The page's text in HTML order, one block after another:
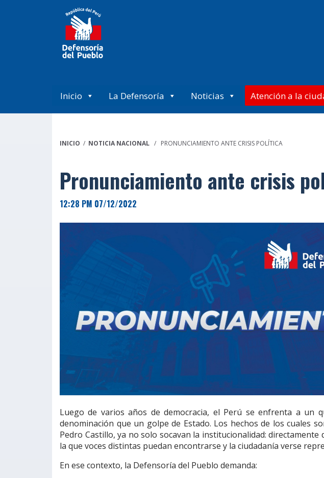
Inicio La Defensoría Noticias Atención a la
INICIO / NOTICIA NACIONAL / PRONUNCIAMIENTO ANTE CRISIS POLÍTICA
Pronunciamiento ante crisis
12:28 PM 07/12/2022
Luego de varios años de democracia, el Perú se enfrenta a un
denominación que un golpe de Estado. Los hechos de los cuales
Pedro Castillo, ya no solo socavan la institucionalidad:
la que voces distintas puedan encontrarse y la ciudadanía verse
En ese contexto, la Defensoría del Pueblo demanda: